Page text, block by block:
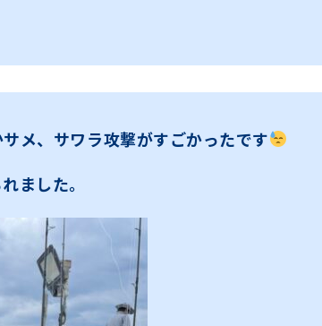
メ、サワラ攻撃がすごかったです
ました。